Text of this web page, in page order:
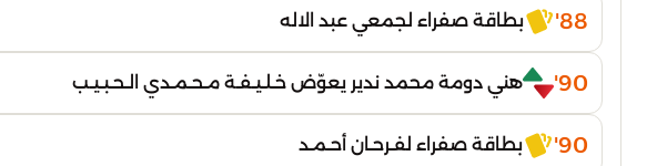
88' بطاقة صفراء لجمعي عبد الاله
90' هني دومة محمد ندير يعوّض خـلـيـفـة مـحـمـدي الـحـبـيـب
90' بطاقة صفراء لفـرحـان أحـمـد